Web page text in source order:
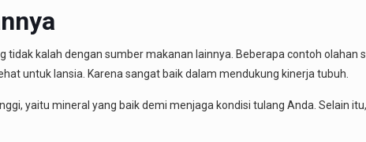
tidak kalah dengan sumber makanan lainnya. Beberapa contoh
untuk lansia. Karena sangat baik dalam mendukung kinerja tubuh.
yaitu mineral yang baik demi menjaga kondisi tulang Anda. Selain